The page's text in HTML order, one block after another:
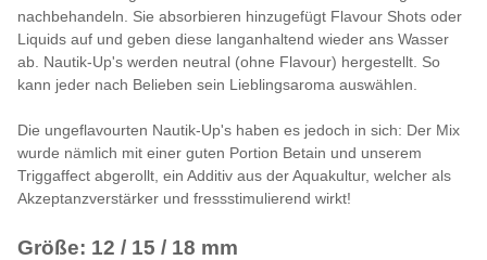
nachbehandeln. Sie absorbieren hinzugefügt Flavour Shots oder
Liquids auf und geben diese langanhaltend wieder ans Wasser
ab. Nautik-Up's werden neutral (ohne Flavour) hergestellt. So
kann jeder nach Belieben sein Lieblingsaroma auswählen.
Die ungeflavourten Nautik-Up's haben es jedoch in sich: Der Mix
wurde nämlich mit einer guten Portion Betain und unserem
Triggaffect abgerollt, ein Additiv aus der Aquakultur, welcher als
Akzeptanzverstärker und fressstimulierend wirkt!
Größe: 12 / 15 / 18 mm